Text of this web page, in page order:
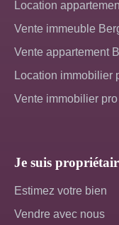
Location
Vente immeuble
Vente appartement
Location immobilier
Vente immobilier
Je suis
Estimez votre bien
Vendre avec nous